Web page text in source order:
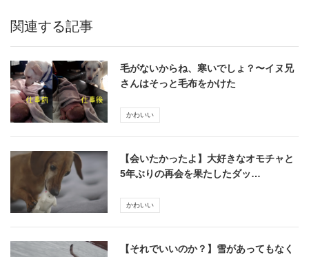
関連する記事
毛がないからね、寒いでしょ？〜イヌ兄
さんはそっと毛布をかけた
かわいい
【会いたかったよ】大好きなオモチャと
5年ぶりの再会を果たしたダッ…
かわいい
【それでいいのか？】雪があってもなく